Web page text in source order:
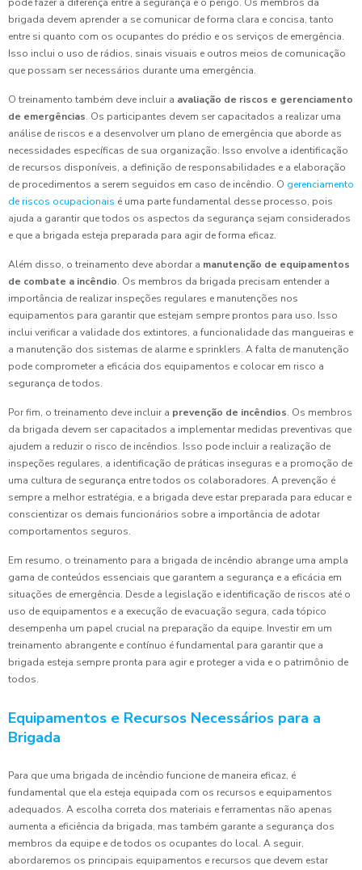
brigada devem aprender a se comunicar de forma clara e concisa, tanto
entre si quanto com os ocupantes do prédio e os serviços de emergência.
Isso inclui o uso de rádios, sinais visuais e outros meios de comunicação
que possam ser necessários durante uma emergência.
O treinamento também deve incluir a avaliação de riscos e gerenciamento
de emergências. Os participantes devem ser capacitados a realizar uma
análise de riscos e a desenvolver um plano de emergência que aborde as
necessidades específicas de sua organização. Isso envolve a identificação
de recursos disponíveis, a definição de responsabilidades e a elaboração
de procedimentos a serem seguidos em caso de incêndio. O gerenciamento
de riscos ocupacionais é uma parte fundamental desse processo, pois
ajuda a garantir que todos os aspectos da segurança sejam considerados
e que a brigada esteja preparada para agir de forma eficaz.
Além disso, o treinamento deve abordar a manutenção de equipamentos
de combate a incêndio. Os membros da brigada precisam entender a
importância de realizar inspeções regulares e manutenções nos
equipamentos para garantir que estejam sempre prontos para uso. Isso
inclui verificar a validade dos extintores, a funcionalidade das mangueiras e
a manutenção dos sistemas de alarme e sprinklers. A falta de manutenção
pode comprometer a eficácia dos equipamentos e colocar em risco a
segurança de todos.
Por fim, o treinamento deve incluir a prevenção de incêndios. Os membros
da brigada devem ser capacitados a implementar medidas preventivas que
ajudem a reduzir o risco de incêndios. Isso pode incluir a realização de
inspeções regulares, a identificação de práticas inseguras e a promoção de
uma cultura de segurança entre todos os colaboradores. A prevenção é
sempre a melhor estratégia, e a brigada deve estar preparada para educar e
conscientizar os demais funcionários sobre a importância de adotar
comportamentos seguros.
Em resumo, o treinamento para a brigada de incêndio abrange uma ampla
gama de conteúdos essenciais que garantem a segurança e a eficácia em
situações de emergência. Desde a legislação e identificação de riscos até o
uso de equipamentos e a execução de evacuação segura, cada tópico
desempenha um papel crucial na preparação da equipe. Investir em um
treinamento abrangente e contínuo é fundamental para garantir que a
brigada esteja sempre pronta para agir e proteger a vida e o patrimônio de
todos.
Equipamentos e Recursos Necessários para a
Brigada
Para que uma brigada de incêndio funcione de maneira eficaz, é
fundamental que ela esteja equipada com os recursos e equipamentos
adequados. A escolha correta dos materiais e ferramentas não apenas
aumenta a eficiência da brigada, mas também garante a segurança dos
membros da equipe e de todos os ocupantes do local. A seguir,
abordaremos os principais equipamentos e recursos que devem estar